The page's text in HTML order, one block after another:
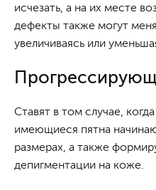
исчезать, а на их месте
дефекты также могут
увеличиваясь или
Ставят в том случае,
имеющиеся пятна
размерах, а также
депигментации на коже.